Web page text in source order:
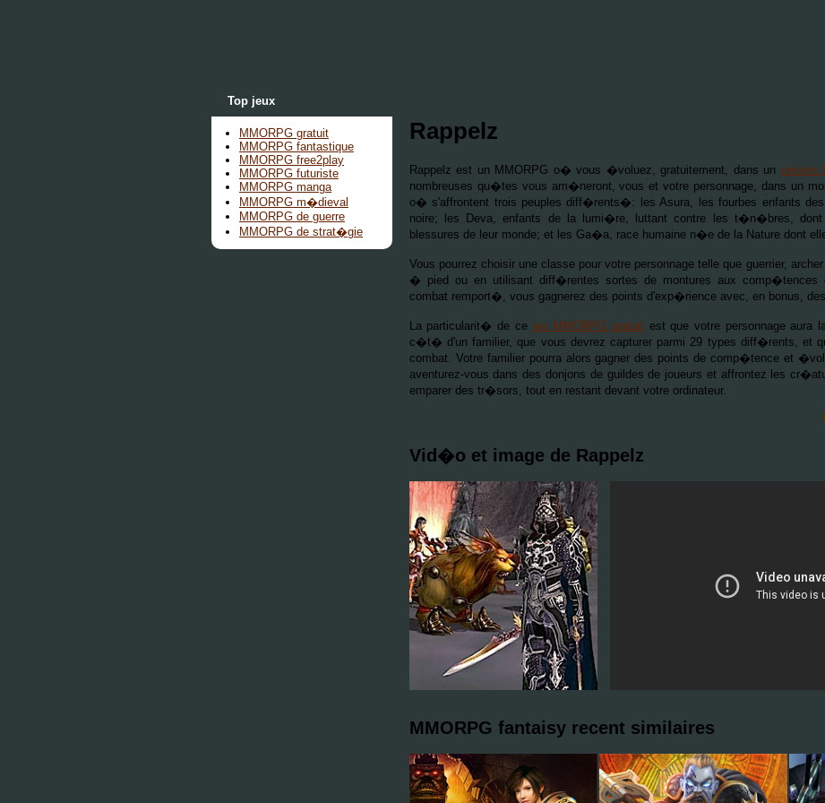
Top jeux
MMORPG gratuit
MMORPG fantastique
MMORPG free2play
MMORPG futuriste
MMORPG manga
MMORPG m�dieval
MMORPG de guerre
MMORPG de strat�gie
Rappelz
Rappelz est un MMORPG o� vous �voluez, gratuitement, dans un univers
nombreuses qu�tes vous am�neront, vous et votre personnage, dans un
o� s'affrontent trois peuples diff�rents�: les Asura, les fourbes enfants
noire; les Deva, enfants de la lumi�re, luttant contre les t�n�bres,
blessures de leur monde; et les Ga�a, race humaine n�e de la Nature dont
Vous pourrez choisir une classe pour votre personnage telle que guerrier,
� pied ou en utilisant diff�rentes sortes de montures aux comp�tences
combat remport�, vous gagnerez des points d'exp�rience avec, en bonus,
La particularit� de ce jeu MMORPG gratuit est que votre personnage aura
c�t� d'un familier, que vous devrez capturer parmi 29 types diff�rents, et
combat. Votre familier pourra alors gagner des points de comp�tence et
aventurez-vous dans des donjons de guildes de joueurs et affrontez les
emparer des tr�sors, tout en restant devant votre ordinateur.
Vid�o et image de Rappelz
MMORPG fantaisy recent similaires